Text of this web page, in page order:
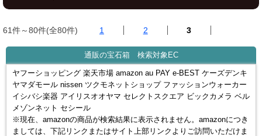
61件～80件(全80件) 1 2 3
通販の宝石箱 検索対象EC
ヤフーショッピング 楽天市場 amazon au PAY e-BEST ケーズデンキ
ヤマダモール nissen ツクモネットショップ ファッションウォーカー
イシバシ楽器 アイリスオオヤマ セレクトスクエア ビックカメラ ベル
メゾンネット セシール
※現在、amazonの商品が検索結果に表示されません。amazonにつき
ましては、下記リンクまたはサイト上部リンクよりご訪問いただけま